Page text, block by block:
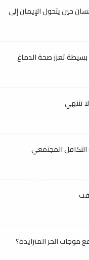
حين يتحول الإيمان إلى
تعزز صحة الدماغ
تنتهي
التكافل المجتمعي
موجات الحر المتزايدة؟